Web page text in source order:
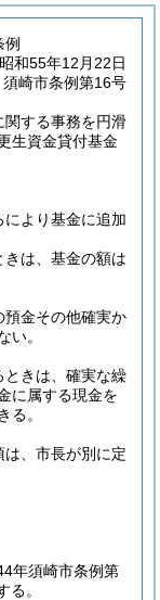
昭和55年12月22日
須崎市条例第16号
関する事務を円滑
生資金貸付基金
より基金に追加
は、基金の額は
預金その他確実か
い。
ときは、確実な繰
に属する現金を
る。
、市長が別に定
年須崎市条例第
る。